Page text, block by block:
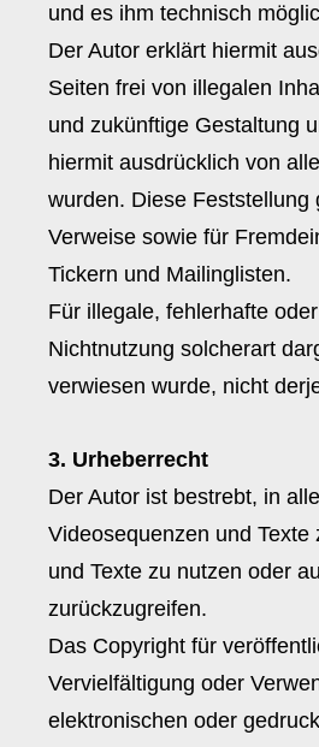
und es ihm technisch
Der Autor erklärt hiermit
Seiten frei von illegalen
und zukünftige Gestaltung
hiermit ausdrücklich von
wurden. Diese Feststellung
Verweise sowie für
Tickern und Mailinglisten.
Für illegale, fehlerhafte
Nichtnutzung solcherart
verwiesen wurde, nicht
3. Urheberrecht
Der Autor ist bestrebt, in
Videosequenzen und
und Texte zu nutzen oder
zurückzugreifen.
Das Copyright für
Vervielfältigung oder
elektronischen oder